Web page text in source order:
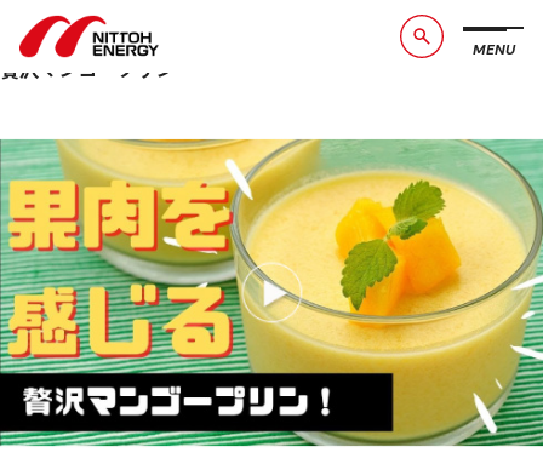
MENU
ブランドメッセージ
事業紹介 CSR活動
お知らせ お問い合わせ
採用情報 サービスサイト
贅沢マンゴープリン
10月 18, 2021 12:00 am
贅沢マンゴープリン